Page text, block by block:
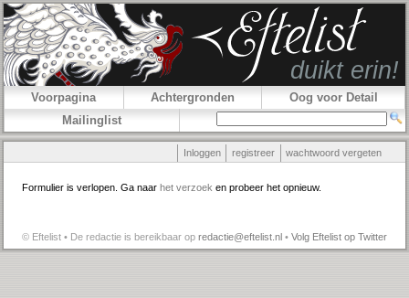
Voorpagina Achtergronden
Oog voor Detail
Mailinglist
Inloggen registreer wachtwoord vergeten
Formulier is verlopen. Ga naar het verzoek en probeer het opnieuw.
© Eftelist • De redactie is bereikbaar op redactie@eftelist.nl • Volg Eftelist op Twitter